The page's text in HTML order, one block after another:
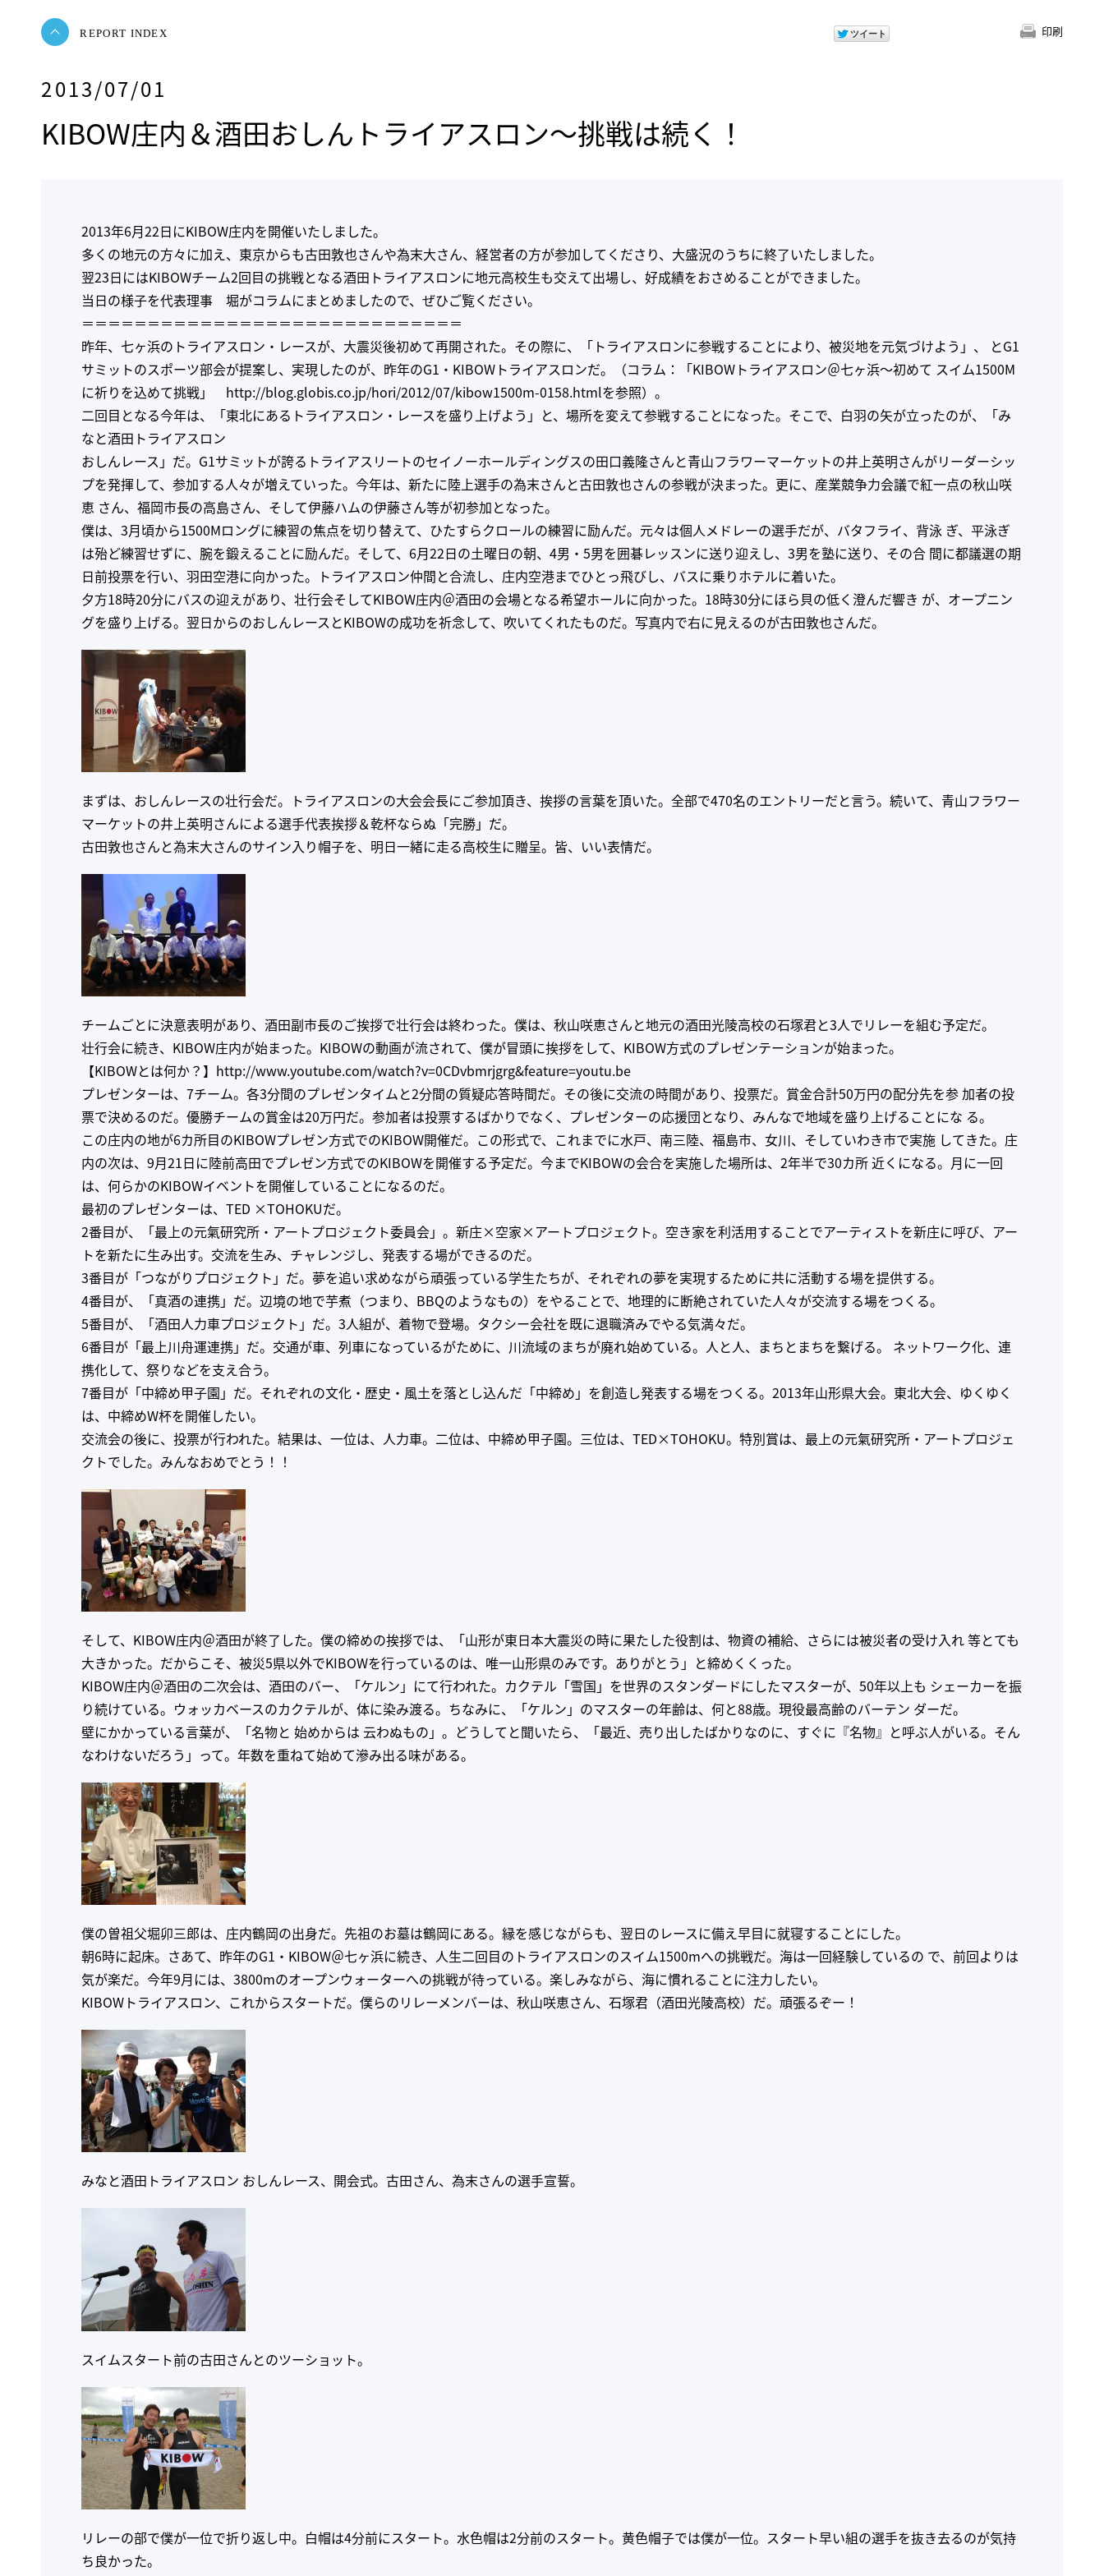
REPORT INDEX 印刷
2013/07/01
KIBOW庄内＆酒田おしんトライアスロン～挑戦は続く！
2013年6月22日にKIBOW庄内を開催いたしました。
多くの地元の方々に加え、東京からも古田敦也さんや為末大さん、経営者の方が参加してくださり、大盛況のうちに終了いたしました。
翌23日にはKIBOWチーム2回目の挑戦となる酒田トライアスロンに地元高校生も交えて出場し、好成績をおさめることができました。
当日の様子を代表理事 堀がコラムにまとめましたので、ぜひご覧ください。
＝＝＝＝＝＝＝＝＝＝＝＝＝＝＝＝＝＝＝＝＝＝＝＝＝＝＝＝＝
昨年、七ヶ浜のトライアスロン・レースが、大震災後初めて再開された。その際に、「トライアスロンに参戦することにより、被災地を元気づけよう」、 とG1
サミットのスポーツ部会が提案し、実現したのが、昨年のG1・KIBOWトライアスロンだ。（コラム：「KIBOWトライアスロン＠七ヶ浜～初めて スイム1500M
に祈りを込めて挑戦」 http://blog.globis.co.jp/hori/2012/07/kibow1500m-0158.htmlを参照）。
二回目となる今年は、「東北にあるトライアスロン・レースを盛り上げよう」と、場所を変えて参戦することになった。そこで、白羽の矢が立ったのが、「み
なと酒田トライアスロン
おしんレース」だ。G1サミットが誇るトライアスリートのセイノーホールディングスの田口義隆さんと青山フラワーマーケットの井上英明さんがリーダーシッ
プを発揮して、参加する人々が増えていった。今年は、新たに陸上選手の為末さんと古田敦也さんの参戦が決まった。更に、産業競争力会議で紅一点の秋山咲
恵 さん、福岡市長の高島さん、そして伊藤ハムの伊藤さん等が初参加となった。
僕は、3月頃から1500Mロングに練習の焦点を切り替えて、ひたすらクロールの練習に励んだ。元々は個人メドレーの選手だが、バタフライ、背泳 ぎ、平泳ぎ
は殆ど練習せずに、腕を鍛えることに励んだ。そして、6月22日の土曜日の朝、4男・5男を囲碁レッスンに送り迎えし、3男を塾に送り、その合 間に都議選の期
日前投票を行い、羽田空港に向かった。トライアスロン仲間と合流し、庄内空港までひとっ飛びし、バスに乗りホテルに着いた。
夕方18時20分にバスの迎えがあり、壮行会そしてKIBOW庄内＠酒田の会場となる希望ホールに向かった。18時30分にほら貝の低く澄んだ響き が、オープニン
グを盛り上げる。翌日からのおしんレースとKIBOWの成功を祈念して、吹いてくれたものだ。写真内で右に見えるのが古田敦也さんだ。
まずは、おしんレースの壮行会だ。トライアスロンの大会会長にご参加頂き、挨拶の言葉を頂いた。全部で470名のエントリーだと言う。続いて、青山フラワー
マーケットの井上英明さんによる選手代表挨拶＆乾杯ならぬ「完勝」だ。
古田敦也さんと為末大さんのサイン入り帽子を、明日一緒に走る高校生に贈呈。皆、いい表情だ。
チームごとに決意表明があり、酒田副市長のご挨拶で壮行会は終わった。僕は、秋山咲恵さんと地元の酒田光陵高校の石塚君と3人でリレーを組む予定だ。
壮行会に続き、KIBOW庄内が始まった。KIBOWの動画が流されて、僕が冒頭に挨拶をして、KIBOW方式のプレゼンテーションが始まった。
【KIBOWとは何か？】 http://www.youtube.com/watch?v=0CDvbmrjgrg&feature=youtu.be
プレゼンターは、7チーム。各3分間のプレゼンタイムと2分間の質疑応答時間だ。その後に交流の時間があり、投票だ。賞金合計50万円の配分先を参 加者の投
票で決めるのだ。優勝チームの賞金は20万円だ。参加者は投票するばかりでなく、プレゼンターの応援団となり、みんなで地域を盛り上げることにな る。
この庄内の地が6カ所目のKIBOWプレゼン方式でのKIBOW開催だ。この形式で、これまでに水戸、南三陸、福島市、女川、そしていわき市で実施 してきた。庄
内の次は、9月21日に陸前高田でプレゼン方式でのKIBOWを開催する予定だ。今までKIBOWの会合を実施した場所は、2年半で30カ所 近くになる。月に一回
は、何らかのKIBOWイベントを開催していることになるのだ。
最初のプレゼンターは、TED ×TOHOKUだ。
2番目が、「最上の元氣研究所・アートプロジェクト委員会」。新庄×空家×アートプロジェクト。空き家を利活用することでアーティストを新庄に呼び、アー
トを新たに生み出す。交流を生み、チャレンジし、発表する場ができるのだ。
3番目が「つながりプロジェクト」だ。夢を追い求めながら頑張っている学生たちが、それぞれの夢を実現するために共に活動する場を提供する。
4番目が、「真酒の連携」だ。辺境の地で芋煮（つまり、BBQのようなもの）をやることで、地理的に断絶されていた人々が交流する場をつくる。
5番目が、「酒田人力車プロジェクト」だ。3人組が、着物で登場。タクシー会社を既に退職済みでやる気満々だ。
6番目が「最上川舟運連携」だ。交通が車、列車になっているがために、川流域のまちが廃れ始めている。人と人、まちとまちを繋げる。 ネットワーク化、連
携化して、祭りなどを支え合う。
7番目が「中締め甲子園」だ。それぞれの文化・歴史・風土を落とし込んだ「中締め」を創造し発表する場をつくる。2013年山形県大会。東北大会、ゆくゆく
は、中締めW杯を開催したい。
交流会の後に、投票が行われた。結果は、一位は、人力車。二位は、中締め甲子園。三位は、TED×TOHOKU。特別賞は、最上の元氣研究所・アートプロジェ
クトでした。みんなおめでとう！！
そして、KIBOW庄内＠酒田が終了した。僕の締めの挨拶では、「山形が東日本大震災の時に果たした役割は、物資の補給、さらには被災者の受け入れ 等とても
大きかった。だからこそ、被災5県以外でKIBOWを行っているのは、唯一山形県のみです。ありがとう」と締めくくった。
KIBOW庄内＠酒田の二次会は、酒田のバー、「ケルン」にて行われた。カクテル「雪国」を世界のスタンダードにしたマスターが、50年以上も シェーカーを振
り続けている。ウォッカベースのカクテルが、体に染み渡る。ちなみに、「ケルン」のマスターの年齢は、何と88歳。現役最高齢のバーテン ダーだ。
壁にかかっている言葉が、「名物と 始めからは 云わぬもの」。どうしてと聞いたら、「最近、売り出したばかりなのに、すぐに『名物』と呼ぶ人がいる。そん
なわけないだろう」って。年数を重ねて始めて滲み出る味がある。
僕の曽祖父堀卯三郎は、庄内鶴岡の出身だ。先祖のお墓は鶴岡にある。縁を感じながらも、翌日のレースに備え早目に就寝することにした。
朝6時に起床。さあて、昨年のG1・KIBOW＠七ヶ浜に続き、人生二回目のトライアスロンのスイム1500mへの挑戦だ。海は一回経験しているの で、前回よりは
気が楽だ。今年9月には、3800mのオープンウォーターへの挑戦が待っている。楽しみながら、海に慣れることに注力したい。
KIBOWトライアスロン、これからスタートだ。僕らのリレーメンバーは、秋山咲恵さん、石塚君（酒田光陵高校）だ。頑張るぞー！
みなと酒田トライアスロン おしんレース、開会式。古田さん、為末さんの選手宣誓。
スイムスタート前の古田さんとのツーショット。
リレーの部で僕が一位で折り返し中。白帽は4分前にスタート。水色帽は2分前のスタート。黄色帽子では僕が一位。スタート早い組の選手を抜き去るのが気持
ち良かった。